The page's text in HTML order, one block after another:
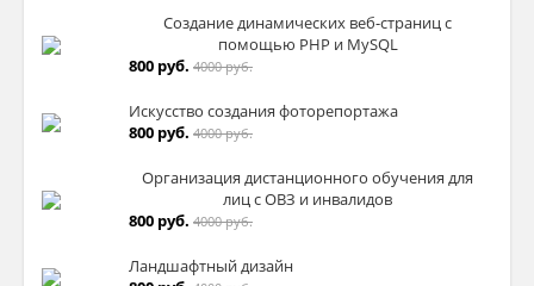
Создание динамических веб-страниц с
помощью PHP и MySQL
800 руб. 4000 руб.
Искусство создания фоторепортажа
800 руб. 4000 руб.
Организация дистанционного обучения для
лиц с ОВЗ и инвалидов
800 руб. 4000 руб.
Ландшафтный дизайн